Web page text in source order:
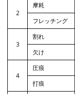
2
摩耗
フレッチング
3
割れ
欠け
4
圧痕
打痕